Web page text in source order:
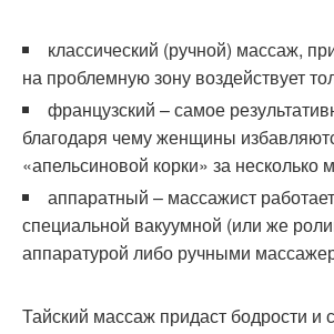
классический (ручной) массаж,
на проблемную зону воздействует
французский – самое
благодаря чему женщины
«апельсиновой корки» за несколько
аппаратный – массажист
специальной вакуумной (или же
аппаратурой либо ручными
Тайский массаж придаст бодрости